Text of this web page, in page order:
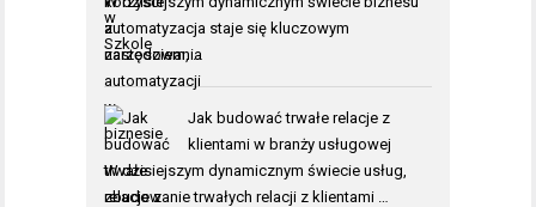
automatyzacja staje się kluczowym
narzędziem, …
Jak budować trwałe relacje z
klientami w branży usługowej
W dzisiejszym dynamicznym świecie usług,
zbudowanie trwałych relacji z klientami …